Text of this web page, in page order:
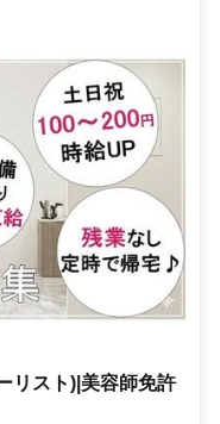
リスト)|美容師免許